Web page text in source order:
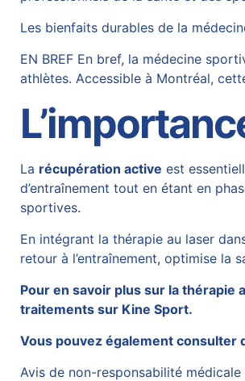
Les bienfaits durables de la
EN BREF En bref, la médecine
athlètes. Accessible à Montréal,
La récupération active est
d’entraînement tout en étant en
sportives.
En intégrant la thérapie au laser
retour à l’entraînement, optimise
Pour en savoir plus sur la
traitements sur Kine Sport.
Vous pouvez également
Avis de non-responsabilité